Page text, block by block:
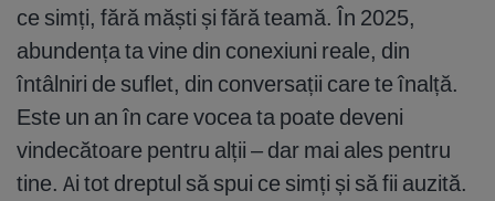
ce simți, fără măști și fără teamă. În 2025,
abundența ta vine din conexiuni reale, din
întâlniri de suflet, din conversații care te înalță.
Este un an în care vocea ta poate deveni
vindecătoare pentru alții – dar mai ales pentru
tine. Ai tot dreptul să spui ce simți și să fii auzită.